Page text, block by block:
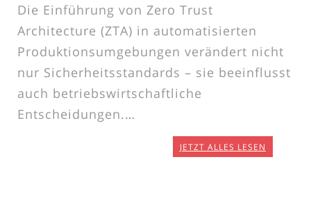
Die Einführung von Zero Trust
Architecture (ZTA) in automatisierten
Produktionsumgebungen verändert nicht
nur Sicherheitsstandards – sie beeinflusst
auch betriebswirtschaftliche
Entscheidungen.…
JETZT ALLES LESEN